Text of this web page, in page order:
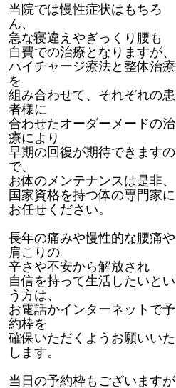
当院では慢性症状はもちろ
ん、
急な寝違えやぎっくり腰も
自費での治療となりますが、
ハイチャージ療法と整体治療
を
組み合わせて、それぞれの患
者様に
合わせたオーダーメードの治
療により
早期の回復が期待できますの
で、
お体のメンテナンスは是非、
国家資格を持つ体の専門家に
お任せください。
長年の痛みや慢性的な腰痛や
肩こりの
辛さや不安から解放され
自信を持って生活したいとい
う方は、
お電話かインターネットで予
約枠を
確保いただくようお願いいた
します。
当日の予約枠もございますが